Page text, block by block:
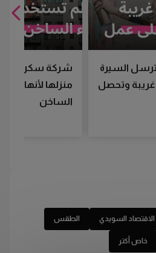
السيرة
غريبة وتحصل
شركة سكن
منزلها لأنها لم
الساخن
الاقتصاد السويدي الطقس
خاص أكتر